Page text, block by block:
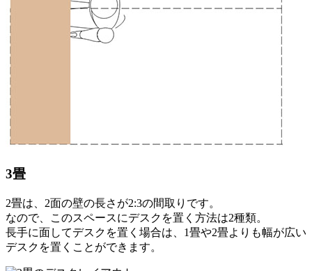
3畳
2畳は、2面の壁の長さが2:3の間取りです。
なので、このスペースにデスクを置く方法は2種類。
長手に面してデスクを置く場合は、1畳や2畳よりも幅が広い
デスクを置くことができます。